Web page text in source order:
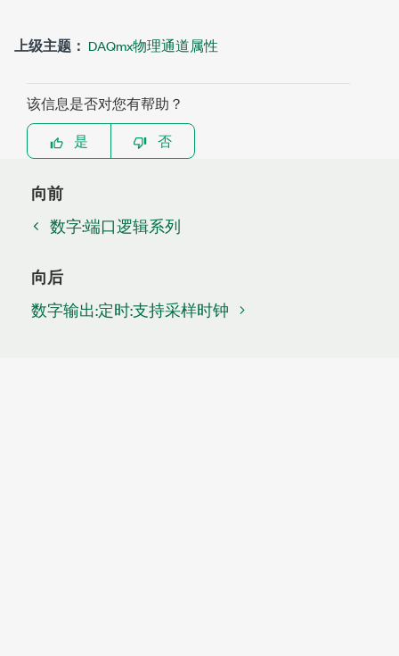
上级主题： DAQmx物理通道属性
该信息是否对您有帮助？
是
否
向前
数字:端口逻辑系列
向后
数字输出:定时:支持采样时钟